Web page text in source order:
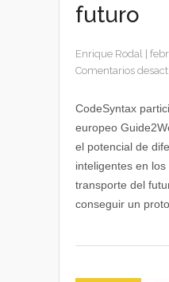
futuro
Enrique Rodal
Comentarios
CodeSyntax
europeo
el potencial de
inteligentes en los
transporte del
conseguir un